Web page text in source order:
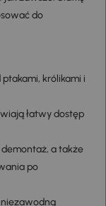
do
królikami i
łatwy dostęp
a także
po